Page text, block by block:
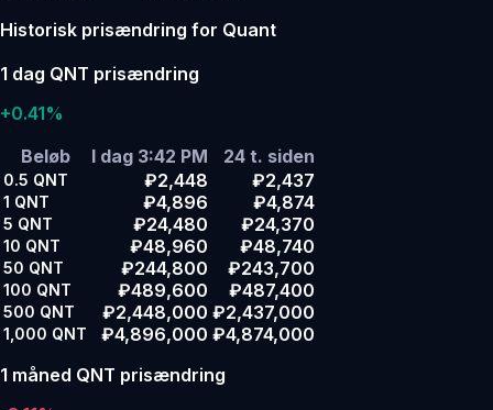
Historisk prisændring for Quant
1 dag QNT prisændring
+0.41%
Beløb
I dag 3:42 PM 24 t. siden
0.5 QNT ₽2,448 ₽2,437
1 QNT ₽4,896 ₽4,874
5 QNT ₽24,480 ₽24,370
10 QNT ₽48,960 ₽48,740
50 QNT ₽244,800 ₽243,700
100 QNT ₽489,600 ₽487,400
500 QNT ₽2,448,000 ₽2,437,000
1,000 QNT ₽4,896,000 ₽4,874,000
1 måned QNT prisændring